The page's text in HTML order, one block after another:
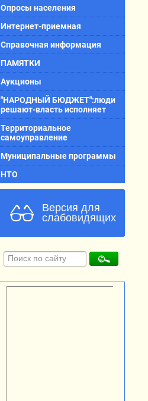
Опросы населения
Интернет-приемная
Справочная информация
ПАМЯТКИ
Аукционы
"НАРОДНЫЙ БЮДЖЕТ":люди
решают-власть исполняет
Территориальное
самоуправление
Муниципальные программы
НТО
Версия для
слабовидящих